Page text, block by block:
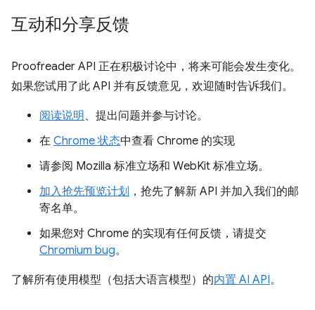
互动和分享反馈
Proofreader API 正在积极讨论中，将来可能会发生变化。
如果您试用了此 API 并有反馈意见，欢迎随时告诉我们。
阅读说明 、提出问题并参与讨论。
在 Chrome 状态中查看 Chrome 的实现
请参阅 Mozilla 标准立场和 WebKit 标准立场。
加入抢先预览计划 ，抢先了解新 API 并加入我们的邮
寄名单。
如果您对 Chrome 的实现有任何反馈，请提交
Chromium bug。
了解所有使用模型（包括大语言模型）的内置 AI API。